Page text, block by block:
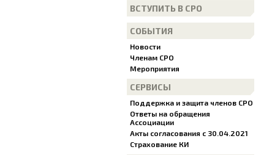
ВСТУПИТЬ В СРО
СОБЫТИЯ
Новости
Членам СРО
Мероприятия
СЕРВИСЫ
Поддержка и защита членов СРО
Ответы на обращения
Ассоциации
Акты согласования с 30.04.2021
Страхование КИ